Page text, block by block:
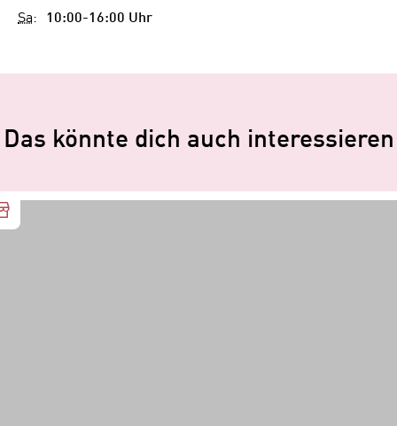
Sa: 10:00-16:00 Uhr
Das könnte dich auch interessieren